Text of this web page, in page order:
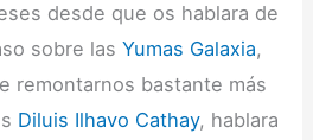
desde que os hablara de
sobre lasYumas Galaxia,
remontarnos bastante más
Diluis Ilhavo Cathay, hablara